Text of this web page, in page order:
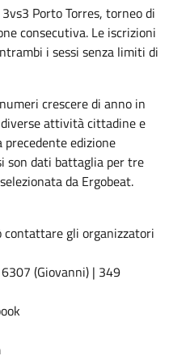
Porto Torres, torneo di
consecutiva. Le iscrizioni
i sessi senza limiti di
crescere di anno in
attività cittadine e
edizione
son dati battaglia per tre
da Ergobeat.
contattare gli organizzatori
(Giovanni) | 349